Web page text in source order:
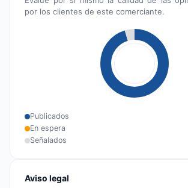
por los clientes de este comerciante.
Publicados
En espera
Señalados
Aviso legal